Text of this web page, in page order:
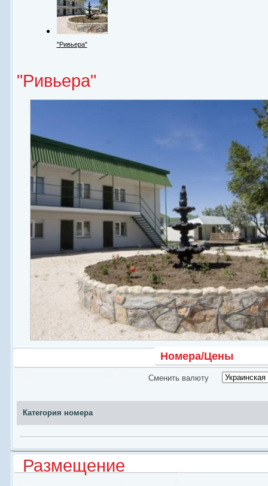
"Ривьера"
Кафе
"Ривьера"
Номера/Цены
Сменить валюту
Категория номера
Размещение